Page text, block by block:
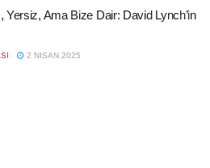
Yersiz, Ama Bize Dair: David Lynch’in
2 NISAN 2025